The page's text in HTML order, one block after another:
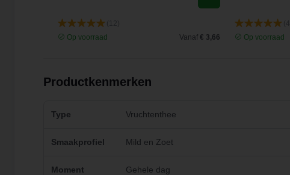
Op voorraad
Vanaf € 3,66
Op voorraad
Productkenmerken
Type Vruchtenthee
Smaakprofiel Mild en Zoet
Moment Gehele dag